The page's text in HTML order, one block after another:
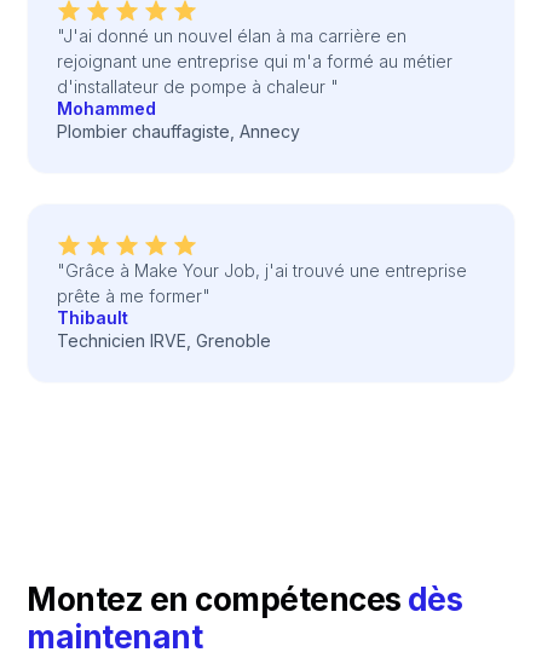
"J'ai donné un nouvel élan à ma carrière en
rejoignant une entreprise qui m'a formé au métier
d'installateur de pompe à chaleur "
Mohammed
Plombier chauffagiste, Annecy
"Grâce à Make Your Job, j'ai trouvé une entreprise
prête à me former"
Thibault
Technicien IRVE, Grenoble
Montez en compétences dès
maintenant